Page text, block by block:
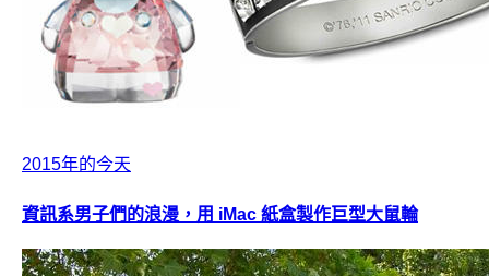
2015年的今天
資訊系男子們的浪漫，用 iMac 紙盒製作巨型大鼠輪